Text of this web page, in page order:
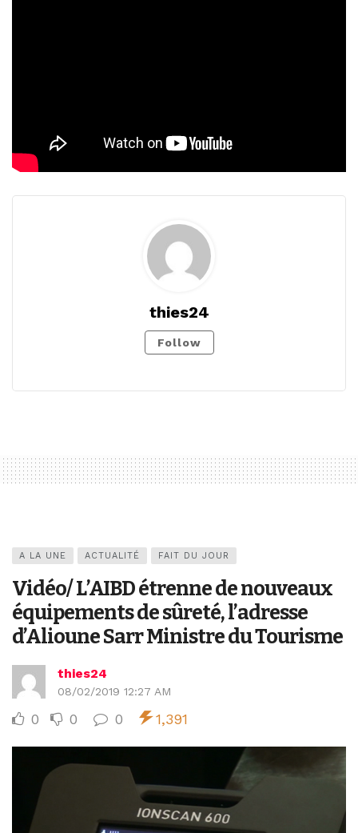
thies24
Follow
A LA UNE ACTUALITÉ FAIT DU JOUR
Vidéo/ L’AIBD étrenne de nouveaux
équipements de sûreté, l’adresse
d’Alioune Sarr Ministre du Tourisme
thies24
08/02/2019 12:27 AM
0 0 0 1,391